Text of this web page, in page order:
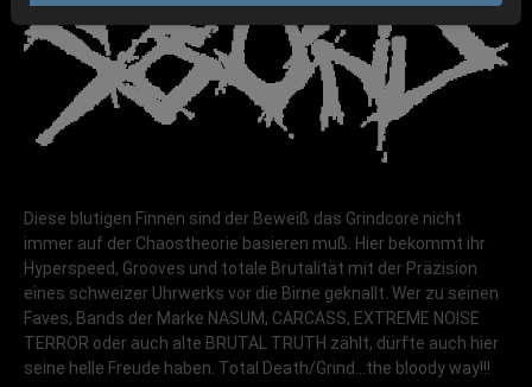
Diese blutigen Finnen sind der Beweiß das Grindcore nicht
immer auf der Chaostheorie basieren muß. Hier bekommt ihr
Hyperspeed, Grooves und totale Brutalität mit der Präzision
eines schweizer Uhrwerks vor die Birne geknallt. Wer zu seinen
Faves, Bands der Marke NASUM, CARCASS, EXTREME NOISE
TERROR oder auch alte BRUTAL TRUTH zählt, dürfte auch hier
seine helle Freude haben. Total Death/Grind...the bloody way!!!